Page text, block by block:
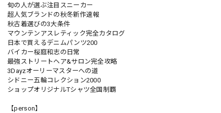
旬の人が選ぶ注目スニーカー
超人気ブランドの秋冬新作速報
秋古着選びの3大条件
マウンテンアスレティック完全カタログ
日本で買えるデニムパンツ200
バイカー桜庭和志の日常
最強ストリートヘア&サロン完全攻略
3Dayzオーリーマスターへの道
シドニー五輪コレクション2000
ショップオリジナルTシャツ全国制覇
【person】